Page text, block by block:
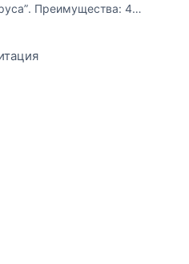
Преимущества: 4
высокий этаж,
высокие потолки,
на